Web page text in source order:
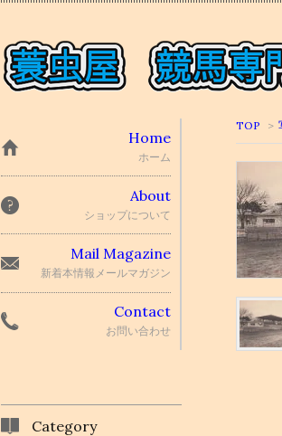
TOP >
Home
ホーム
About
ショップについて
Mail Magazine
新着本情報メールマガジン
Contact
お問い合わせ
Category